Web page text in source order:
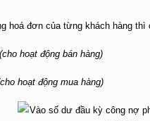
hoá đơn của từng khách hàng
hoạt động bán hàng)
hoạt động mua hàng)